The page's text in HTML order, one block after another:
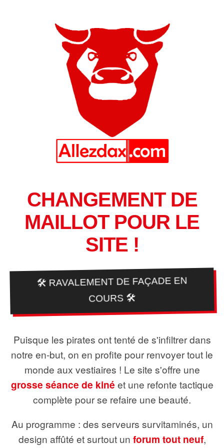
CHANGEMENT DE
MAILLOT POUR LE
SITE !
🛠️ RAVALEMENT DE FAÇADE EN
COURS 🛠️
Puisque les pirates ont tenté de s'infiltrer dans
notre en-but, on en profite pour renvoyer tout le
monde aux vestiaires ! Le site s'offre une
grosse séance de kiné et une refonte tactique
complète pour se refaire une beauté.
Au programme : des serveurs survitaminés, un
design affûté et surtout un forum tout neuf,